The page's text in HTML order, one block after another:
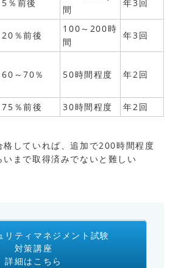
5％前後
間
年3回
20％前後
100～200時
間
年3回
60～70％ 50時間程度 年2回
75％前後 30時間程度 年2回
していれば、追加で200時間程度
まで取得済みでないと難しい
リティマネジメント試験
対策講座
詳細はこちら